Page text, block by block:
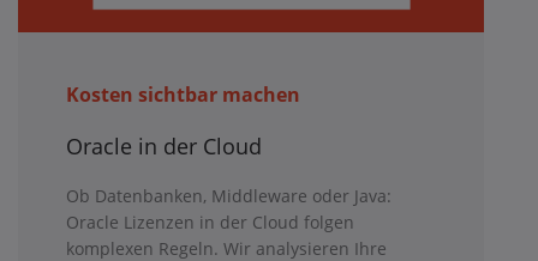
Kosten sichtbar machen
Oracle in der Cloud
Ob Datenbanken, Middleware oder Java:
Oracle Lizenzen in der Cloud folgen
komplexen Regeln. Wir analysieren Ihre